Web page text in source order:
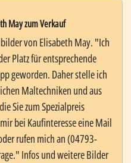
May zum Verkauf
von Elisabeth May. "Ich
Platz für entsprechende
geworden. Daher stelle ich
Maltechniken und aus
Sie zum Spezialpreis
bei Kaufinteresse eine Mail
rufen mich an (04793-
Infos und weitere Bilder